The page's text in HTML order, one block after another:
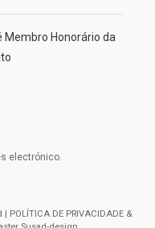
Membro Honorário da
electrónico.
|
POLÍTICA DE PRIVACIDADE &